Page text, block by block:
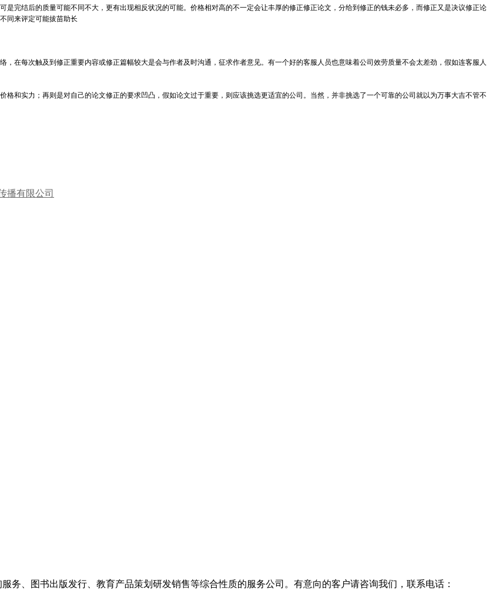
结后的质量可能不同不大，更有出现相反状况的可能。价格相对高的不一定会让丰厚的修正修正论文，分给到修正的钱未必多，而修正又是决议修正论
同来评定可能拔苗助长
每次触及到修正重要内容或修正篇幅较大是会与作者及时沟通，征求作者意见。有一个好的客服人员也意味着公司效劳质量不会太差劲，假如连客服人
实力；再则是对自己的论文修正的要求凹凸，假如论文过于重要，则应该挑选更适宜的公司。当然，并非挑选了一个可靠的公司就以为万事大吉不管不
播有限公司
务、图书出版发行、教育产品策划研发销售等综合性质的服务公司。有意向的客户请咨询我们，联系电话：